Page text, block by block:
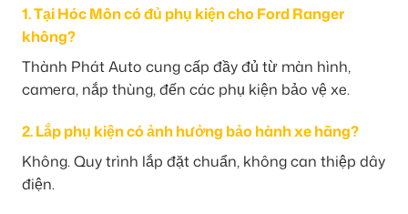
1. Tại Hóc Môn có đủ phụ kiện cho Ford Ranger
không?
Thành Phát Auto cung cấp đầy đủ từ màn hình,
camera, nắp thùng, đến các phụ kiện bảo vệ xe.
2. Lắp phụ kiện có ảnh hưởng bảo hành xe hãng?
Không. Quy trình lắp đặt chuẩn, không can thiệp dây
điện.